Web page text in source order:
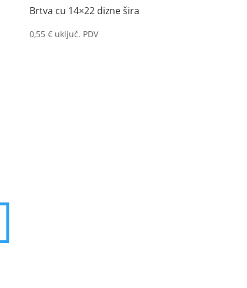
Brtva cu 14×22 dizne šira
0,55€ uključ. PDV